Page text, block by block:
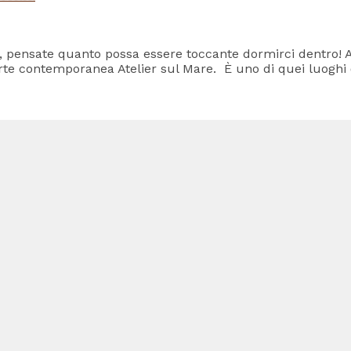
quanto possa essere toccante dormirci
contemporanea Atelier sul Mare. È uno di quei